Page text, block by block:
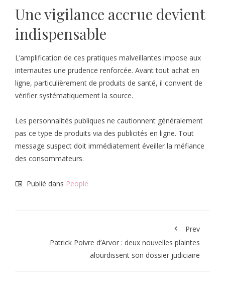
Une vigilance accrue devient
indispensable
L’amplification de ces pratiques malveillantes impose aux
internautes une prudence renforcée. Avant tout achat en
ligne, particulièrement de produits de santé, il convient de
vérifier systématiquement la source.
Les personnalités publiques ne cautionnent généralement
pas ce type de produits via des publicités en ligne. Tout
message suspect doit immédiatement éveiller la méfiance
des consommateurs.
Publié dans People
Prev
Patrick Poivre d’Arvor : deux nouvelles plaintes
alourdissent son dossier judiciaire